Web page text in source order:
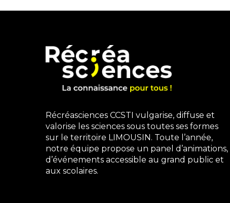
Récréasciences CCSTI vulgarise, diffuse et
valorise les sciences sous toutes ses formes
sur le territoire LIMOUSIN. Toute l’année,
notre équipe propose un panel d’animations,
d’événements accessible au grand public et
aux scolaires.